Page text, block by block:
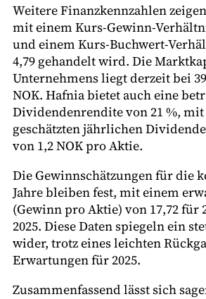
Weitere Finanzkennzahlen
mit einem Kurs-Gewinn-
und einem Kurs-Buchwert-
4,79 gehandelt wird. Die
Unternehmens liegt derzeit bei
NOK. Hafnia bietet auch eine
Dividendenrendite von 21 %,
geschätzten jährlichen
von 1,2 NOK pro Aktie.
Die Gewinnschätzungen für die
Jahre bleiben fest, mit einem
(Gewinn pro Aktie) von 17,72 für
2025. Diese Daten spiegeln ein
wider, trotz eines leichten
Erwartungen für 2025.
Zusammenfassend lässt sich